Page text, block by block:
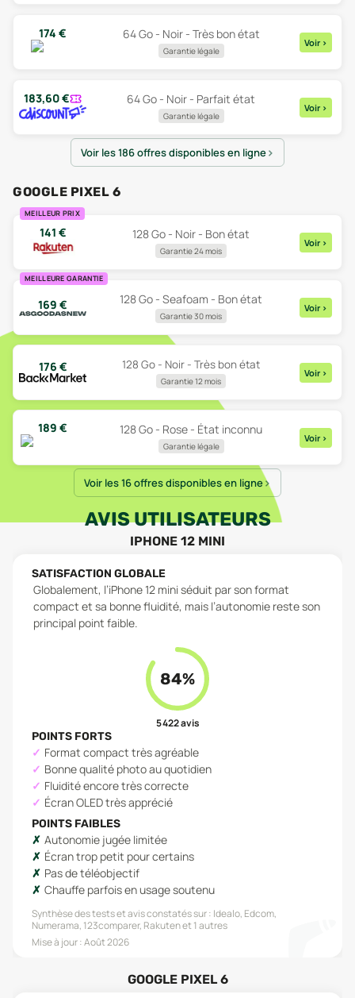
174 € 64 Go - Noir - Très bon état
Garantie légale
Voir >
183,60€ 64 Go - Noir - Parfait état
Garantie légale
Voir >
Voir les 186 offres disponibles en ligne
GOOGLE PIXEL 6
MEILLEUR PRIX
141 € 128 Go - Noir - Bon état
Garantie 24 mois
Voir >
MEILLEURE GARANTIE
169 € 128 Go - Seafoam - Bon état
Garantie 30 mois
Voir >
176 € 128 Go - Noir - Très bon état
Garantie 12 mois
Voir >
189 € 128 Go - Rose - État inconnu
Garantie légale
Voir >
Voir les 16 offres disponibles en ligne
AVIS UTILISATEURS
IPHONE 12 MINI
SATISFACTION GLOBALE
Globalement, l’iPhone 12 mini séduit par son format
compact et sa bonne fluidité, mais l’autonomie reste son
principal point faible.
84%
5 422avis
POINTS FORTS
Format compact très agréable
Bonne qualité photo au quotidien
Fluidité encore très correcte
Écran OLED très apprécié
POINTS FAIBLES
Autonomie jugée limitée
Écran trop petit pour certains
Pas de téléobjectif
Chauffe parfois en usage soutenu
Synthèse des tests et avis constatés sur : Idealo, Edcom,
Numerama, 123comparer, Rakutenet 1 autres
Mise à jour :Août 2026
GOOGLE PIXEL 6